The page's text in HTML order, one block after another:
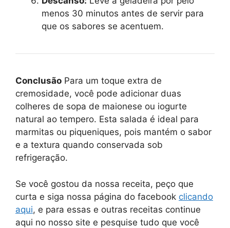
menos 30 minutos antes de servir para
que os sabores se acentuem.
Conclusão Para um toque extra de
cremosidade, você pode adicionar duas
colheres de sopa de maionese ou iogurte
natural ao tempero. Esta salada é ideal para
marmitas ou piqueniques, pois mantém o sabor
e a textura quando conservada sob
refrigeração.
Se você gostou da nossa receita, peço que
curta e siga nossa página do facebook clicando
aqui, e para essas e outras receitas continue
aqui no nosso site e pesquise tudo que você